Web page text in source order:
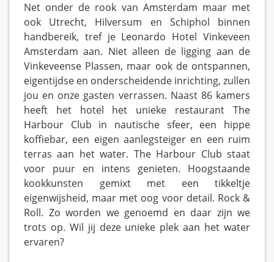
Net onder de rook van Amsterdam maar met
ook Utrecht, Hilversum en Schiphol binnen
handbereik, tref je Leonardo Hotel Vinkeveen
Amsterdam aan. Niet alleen de ligging aan de
Vinkeveense Plassen, maar ook de ontspannen,
eigentijdse en onderscheidende inrichting, zullen
jou en onze gasten verrassen. Naast 86 kamers
heeft het hotel het unieke restaurant The
Harbour Club in nautische sfeer, een hippe
koffiebar, een eigen aanlegsteiger en een ruim
terras aan het water. The Harbour Club staat
voor puur en intens genieten. Hoogstaande
kookkunsten gemixt met een tikkeltje
eigenwijsheid, maar met oog voor detail. Rock &
Roll. Zo worden we genoemd en daar zijn we
trots op. Wil jij deze unieke plek aan het water
ervaren?